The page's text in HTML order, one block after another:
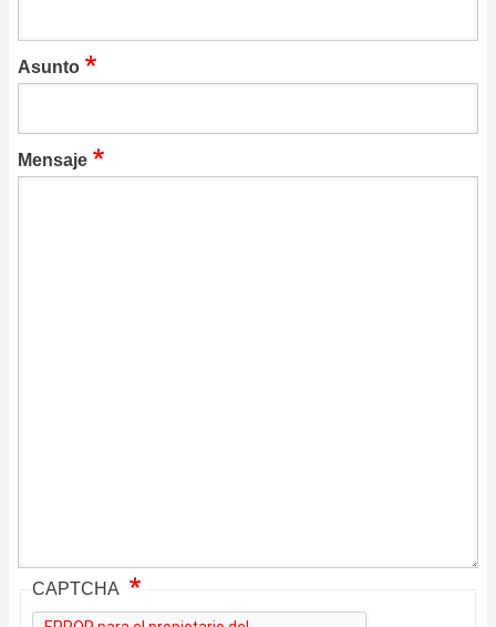
Asunto
Mensaje
CAPTCHA